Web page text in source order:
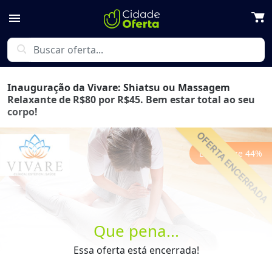
menu
search
Que pena...
Essa oferta está encerrada!
Inauguração da Vivare: Shiatsu ou Massagem
Relaxante de R$80 por R$45. Bem estar total ao seu
corpo!
Economize 44%